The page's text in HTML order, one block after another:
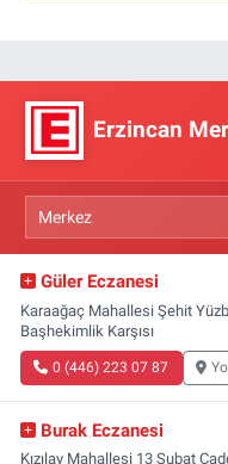
Erzincan
Güler Eczanesi
Karaağaç Mahallesi Şehit
Başhekimlik Karşısı
0 (446) 223 07 87
Burak Eczanesi
Kızılay Mahallesi 13 Şubat